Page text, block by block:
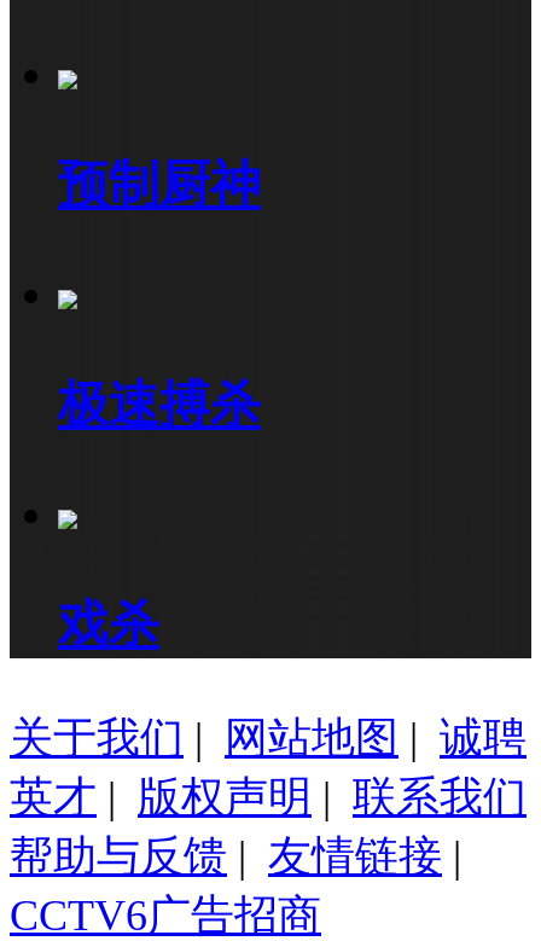
预制厨神
极速搏杀
戏杀
关于我们 | 网站地图 | 诚聘
英才 | 版权声明 | 联系我们
帮助与反馈 | 友情链接 |
CCTV6广告招商